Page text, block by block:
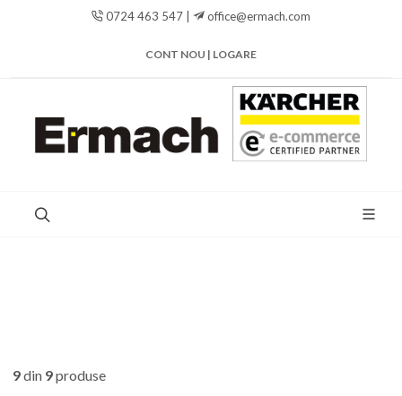
0724 463 547 | office@ermach.com
CONT NOU | LOGARE
9din 9produse